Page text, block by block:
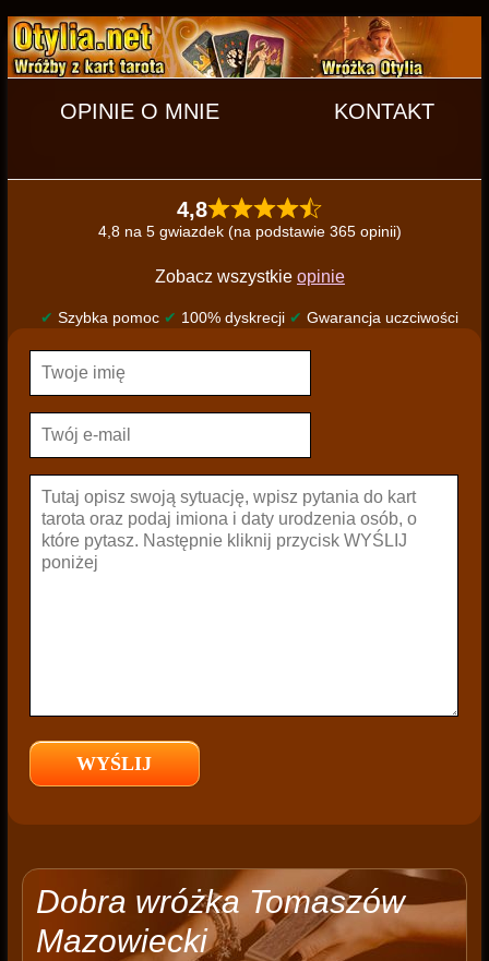
OPINIE O MNIE KONTAKT
4,8
4,8 na 5 gwiazdek (na podstawie 365 opinii)
Zobacz wszystkie opinie
✔ Szybka pomoc ✔ 100% dyskrecji ✔ Gwarancja uczciwości
Dobra wróżka Tomaszów
Mazowiecki